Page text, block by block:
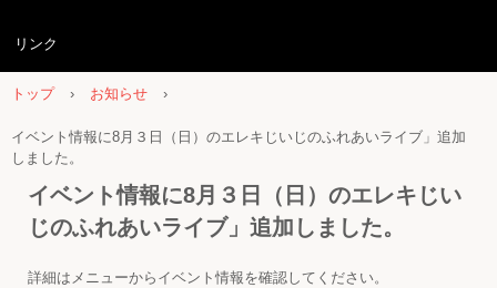
リンク
トップ › お知らせ ›
イベント情報に8月３日（日）のエレキじいじのふれあいライブ」追加
しました。
イベント情報に8月３日（日）のエレキじい
じのふれあいライブ」追加しました。
詳細はメニューからイベント情報を確認してください。